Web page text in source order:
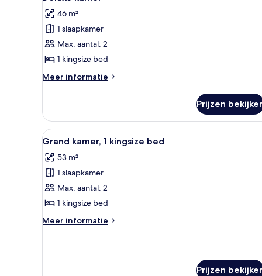
kamers
foto's
voor
Deluxe
kamer
laden
46 m²
1 slaapkamer
Max. aantal: 2
1 kingsize bed
Meer informatie
Meer
kamer
Prijzen
Alle
foto's
voor
Grand
kamer,
1
kingsize
bed
Hotelkamer met een groot
8
Grand kamer, 1 kingsize bed
53 m²
1 slaapkamer
Max. aantal: 2
1 kingsize bed
Meer informatie
Meer
Prijzen